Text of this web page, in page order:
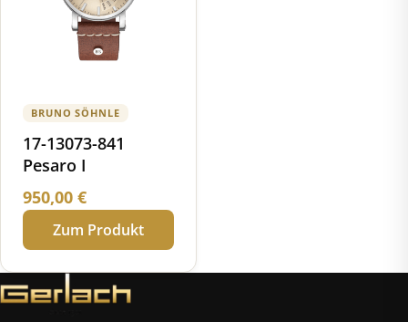
BRUNO SÖHNLE
17-13073-841
Pesaro I
950,00 €
Zum Produkt